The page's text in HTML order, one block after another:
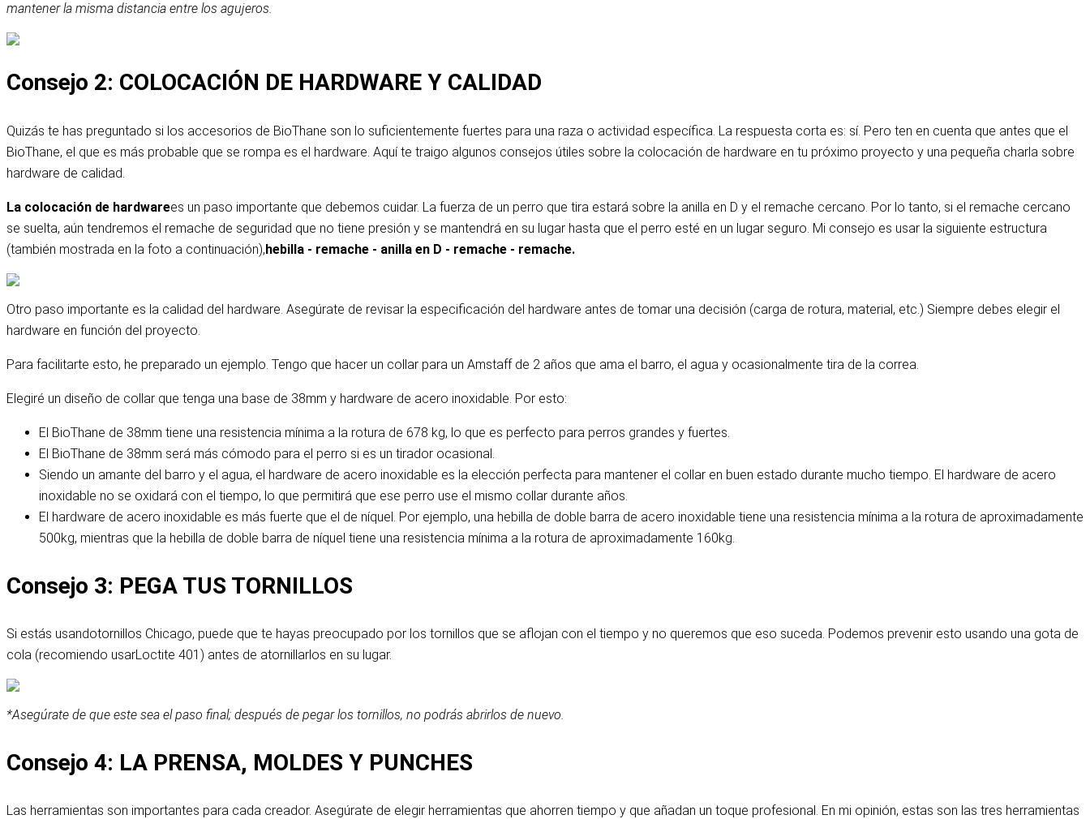
mantener la misma distancia entre los agujeros.
Consejo 2: COLOCACIÓN DE HARDWARE Y CALIDAD
Quizás te has preguntado si los accesorios de BioThane son lo suficientemente fuertes para una raza o actividad específica. La respuesta corta es: sí. Pero ten en cuenta que antes que el
BioThane, el que es más probable que se rompa es el hardware. Aquí te traigo algunos consejos útiles sobre la colocación de hardware en tu próximo proyecto y una pequeña charla sobre
hardware de calidad.
La colocación de hardwarees un paso importante que debemos cuidar. La fuerza de un perro que tira estará sobre la anilla en D y el remache cercano. Por lo tanto, si el remache cercano
se suelta, aún tendremos el remache de seguridad que no tiene presión y se mantendrá en su lugar hasta que el perro esté en un lugar seguro. Mi consejo es usar la siguiente estructura
(también mostrada en la foto a continuación),hebilla - remache - anilla en D - remache - remache.
Otro paso importante es la calidad del hardware. Asegúrate de revisar la especificación del hardware antes de tomar una decisión (carga de rotura, material, etc.) Siempre debes elegir el
hardware en función del proyecto.
Para facilitarte esto, he preparado un ejemplo. Tengo que hacer un collar para un Amstaff de 2 años que ama el barro, el agua y ocasionalmente tira de la correa.
Elegiré un diseño de collar que tenga una base de 38mm y hardware de acero inoxidable. Por esto:
El BioThane de 38mm tiene una resistencia mínima a la rotura de 678 kg, lo que es perfecto para perros grandes y fuertes.
El BioThane de 38mm será más cómodo para el perro si es un tirador ocasional.
Siendo un amante del barro y el agua, el hardware de acero inoxidable es la elección perfecta para mantener el collar en buen estado durante mucho tiempo. El hardware de acero
inoxidable no se oxidará con el tiempo, lo que permitirá que ese perro use el mismo collar durante años.
El hardware de acero inoxidable es más fuerte que el de níquel. Por ejemplo, una hebilla de doble barra de acero inoxidable tiene una resistencia mínima a la rotura de aproximadamente
500kg, mientras que la hebilla de doble barra de níquel tiene una resistencia mínima a la rotura de aproximadamente 160kg.
Consejo 3: PEGA TUS TORNILLOS
Si estás usandotornillos Chicago, puede que te hayas preocupado por los tornillos que se aflojan con el tiempo y no queremos que eso suceda. Podemos prevenir esto usando una gota de
cola (recomiendo usarLoctite 401 ) antes de atornillarlos en su lugar.
*Asegúrate de que este sea el paso final; después de pegar los tornillos, no podrás abrirlos de nuevo.
Consejo 4: LA PRENSA, MOLDES Y PUNCHES
Las herramientas son importantes para cada creador. Asegúrate de elegir herramientas que ahorren tiempo y que añadan un toque profesional. En mi opinión, estas son las tres herramientas